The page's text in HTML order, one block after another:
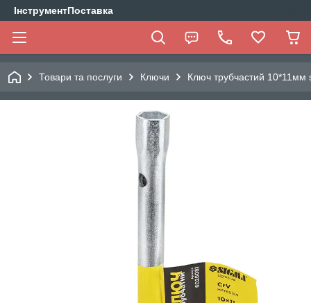
ІнструментПоставка
Товари та послуги Ключи Ключ трубчастий 10*11мм